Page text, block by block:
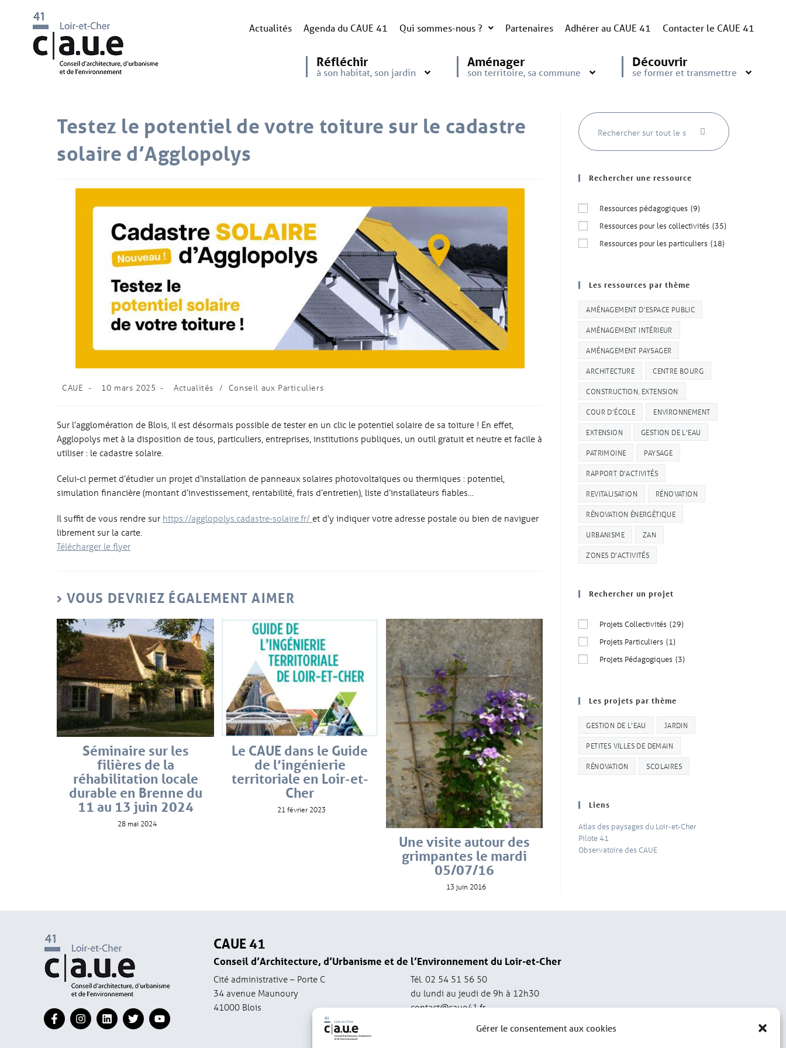
Gérer le consentement aux cookies
Actualités Agenda du CAUE 41 Qui sommes-nous ? Partenaires Adhérer au CAUE 41 Contacter le CAUE 41
Réfléchir
à son habitat, son jardin
Aménager
son territoire, sa commune
Découvrir
se former et transmettre
Testez le potentiel de votre toiture sur le cadastre
solaire d’Agglopolys
CAUE 10 mars 2025 Actualités / Conseil aux Particuliers
Sur l’agglomération de Blois, il est désormais possible de tester en un clic le potentiel solaire de sa toiture ! En effet,
Agglopolys met à la disposition de tous, particuliers, entreprises, institutions publiques, un outil gratuit et neutre et facile à
utiliser : le cadastre solaire.
Celui-ci permet d’étudier un projet d’installation de panneaux solaires photovoltaïques ou thermiques : potentiel,
simulation financière (montant d’investissement, rentabilité, frais d’entretien), liste d’installateurs fiables…
Il suffit de vous rendre sur https://agglopolys.cadastre-solaire.fr/ et d’y indiquer votre adresse postale ou bien de naviguer
librement sur la carte.
Télécharger le flyer
VOUS DEVRIEZ ÉGALEMENT AIMER
Séminaire sur les
filières de la
réhabilitation locale
durable en Brenne du
11 au 13 juin 2024
28 mai 2024
Le CAUE dans le Guide
de l’ingénierie
territoriale en Loir-et-
Cher
21 février 2023
Une visite autour des
grimpantes le mardi
05/07/16
13 juin 2016
Rechercher une ressource
Ressources pédagogiques (9)
Ressources pour les collectivités (35)
Ressources pour les particuliers (18)
Les ressources par thème
AMÉNAGEMENT D'ESPACE PUBLIC
AMÉNAGEMENT INTÉRIEUR
AMÉNAGEMENT PAYSAGER
ARCHITECTURE CENTRE BOURG
CONSTRUCTION, EXTENSION
COUR D'ÉCOLE ENVIRONNEMENT
EXTENSION GESTION DE L'EAU
PATRIMOINE PAYSAGE
RAPPORT D'ACTIVITÉS
REVITALISATION RÉNOVATION
RÉNOVATION ÉNERGÉTIQUE
URBANISME ZAN
ZONES D'ACTIVITÉS
Rechercher un projet
Projets Collectivités (29)
Projets Particuliers (1)
Projets Pédagogiques (3)
Les projets par thème
GESTION DE L'EAU JARDIN
PETITES VILLES DE DEMAIN
RÉNOVATION SCOLAIRES
Liens
Atlas des paysages du Loir-et-Cher
Pilote 41
Observatoire des CAUE
CAUE 41
Conseil d’Architecture, d’Urbanisme et de l’Environnement du Loir-et-Cher
Cité administrative – Porte C
34 avenue Maunoury
41000 Blois
Tél. 02 54 51 56 50
du lundi au jeudi de 9h à 12h30
contact@caue41.fr